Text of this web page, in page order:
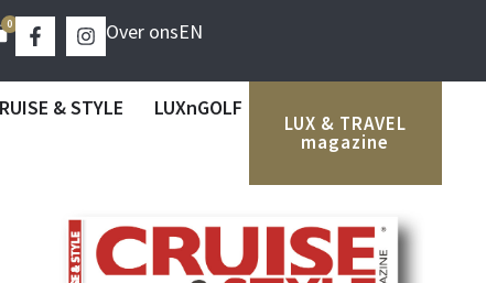
0 Over onsEN
& STYLE LUXnGOLF
LUX & TRAVEL
magazine